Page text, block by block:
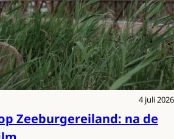
4 juli 2026
Zeeburgereiland: na de